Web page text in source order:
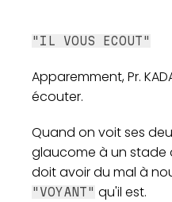
"IL VOUS ECOUT"
Apparemment, Pr.
écouter.
Quand on voit ses
glaucome à un stade
doit avoir du mal à
"VOYANT" qu'il est.